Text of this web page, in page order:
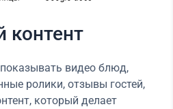
видео блюд,
ролики, отзывы гостей,
который делает